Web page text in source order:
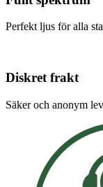
Perfekt ljus för alla
Diskret frakt
Säker och anonym